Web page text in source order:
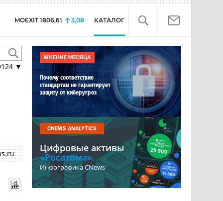
MOEXIT 1806,61 3,08 КАТАЛОГ
▼
МНЕНИЕ МЕСЯЦА
Почему соответствие
стандартам не гарантирует
защиту от киберугроз
CNEWS ANALYTICS
Цифровые активы
«Росатома».
Инфографика CNews